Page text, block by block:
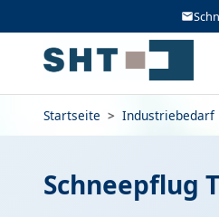
Startseite > Industriebedarf
Schneepflug